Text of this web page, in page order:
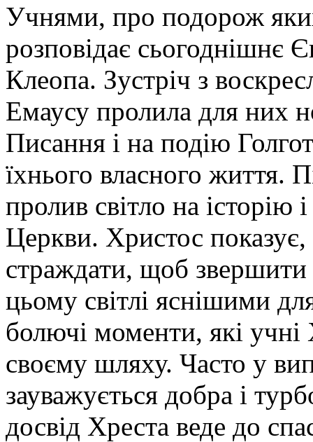
Учнями, про подорож
розповідає сьогоднішнє
Клеопа. Зустріч з
Емаусу пролила для них
Писання і на подію
їхнього власного життя.
пролив світло на історію
Церкви. Христос
страждати, щоб звершити
цьому світлі яснішими
болючі моменти, які учні
своєму шляху. Часто у
зауважується добра і
досвід Хреста веде до